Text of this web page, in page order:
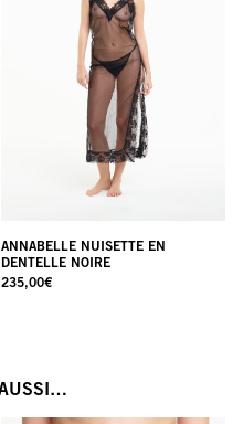
ANNABELLE NUISETTE EN
DENTELLE NOIRE
235,00€